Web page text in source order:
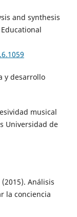
and synthesis
y desarrollo
musical
Universidad de
Análisis
la conciencia